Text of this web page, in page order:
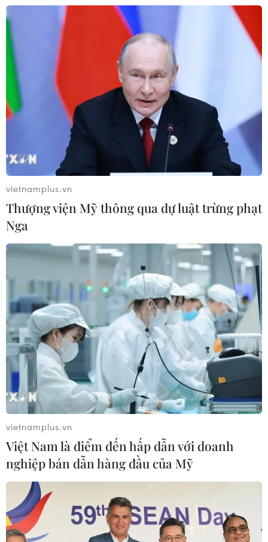
Trải nghiệm tốc độ mạng
5G Vinaphone tại Hà Nội, TP.HCM
20/12/2020 08:23
Ngày 19/12, Tập đoàn Bưu chính Viễn thông Việt Nam
(VNPT) chính thức công bố vùng phủ sóng VinaPhone
5G tại Hà Nội và Thành phố Hồ Chí Minh.
vietnamplus.vn
Thượng viện Mỹ thông qua dự luật trừng phạt
Nga
vietnamplus.vn
Việt Nam là điểm đến hấp dẫn với doanh
nghiệp bán dẫn hàng đầu của Mỹ